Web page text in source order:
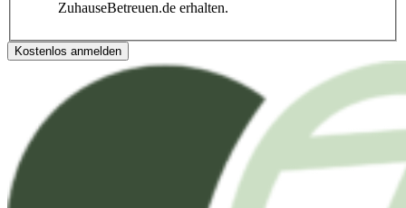
ZuhauseBetreuen.de erhalten.
Kostenlos anmelden